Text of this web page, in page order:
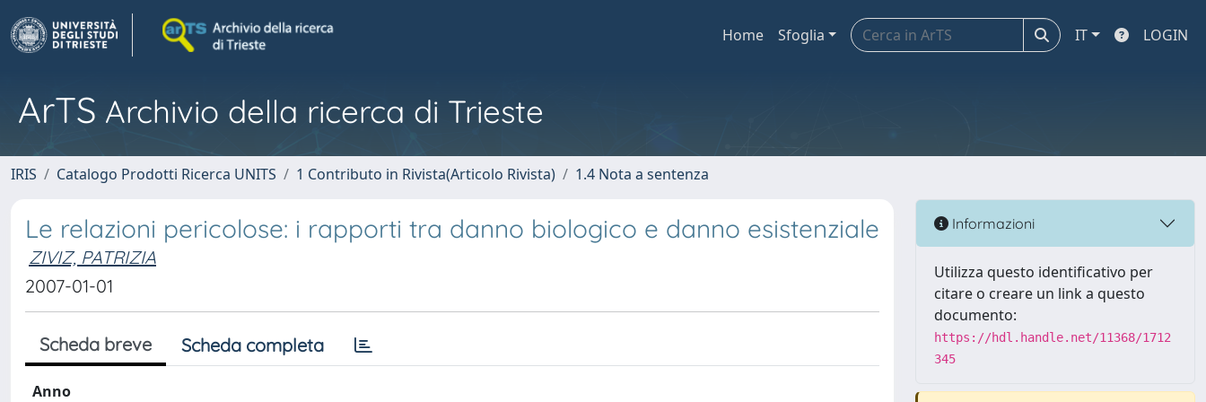
Home Sfoglia IT LOGIN
ArTS Archivio della ricerca di Trieste
IRIS Catalogo Prodotti Ricerca UNITS 1 Contributo in Rivista(Articolo Rivista) 1.4 Nota a sentenza
Le relazioni pericolose: i rapporti tra danno biologico e danno esistenziale
ZIVIZ, PATRIZIA
2007-01-01
Scheda breve Scheda completa
Anno
Informazioni
Utilizza questo identificativo per
citare o creare un link a questo
documento:
https://hdl.handle.net/11368/1712
345